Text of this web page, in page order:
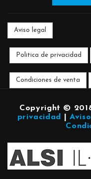
Aviso legal
Politica de privacidad
Condiciones de venta
Copyright ©
privacidad